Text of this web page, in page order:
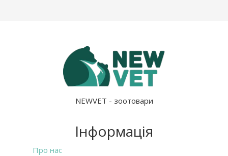
NEWVET - зоотовари
Інформація
Про нас